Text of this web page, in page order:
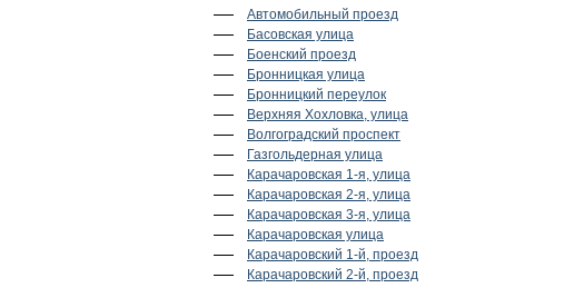
Автомобильный проезд
Басовская улица
Боенский проезд
Бронницкая улица
Бронницкий переулок
Верхняя Хохловка, улица
Волгоградский проспект
Газгольдерная улица
Карачаровская 1-я, улица
Карачаровская 2-я, улица
Карачаровская 3-я, улица
Карачаровская улица
Карачаровский 1-й, проезд
Карачаровский 2-й, проезд